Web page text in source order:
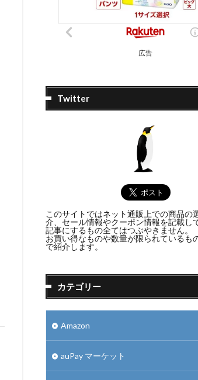
広告
Twitter
このサイトではネット通販上での商品の
介、セール情報やクーポン情報を記載し
記事にするもの全てはつぶやきません。
お買い得なものや数量が限られている
で紹介します。
カテゴリー
Amazon
auPay マーケット